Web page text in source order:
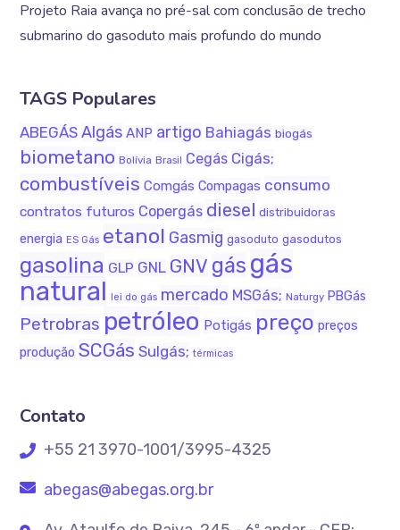
Projeto Raia avança no pré-sal com conclusão de trecho
submarino do gasoduto mais profundo do mundo
TAGS Populares
ABEGÁS Algás ANP artigo Bahiagás biogás
biometano Bolívia Brasil Cegás Cigás;
combustíveis Comgás Compagas consumo
contratos futuros Copergás diesel distribuidoras
energia ES Gás etanol Gasmig gasoduto gasodutos
gasolina GLP GNL GNV gás gás
natural lei do gás mercado MSGás; Naturgy PBGás
Petrobras petróleo Potigás preço preços
produção SCGás Sulgás; térmicas
Contato
+55 21 3970-1001/3995-4325
abegas@abegas.org.br